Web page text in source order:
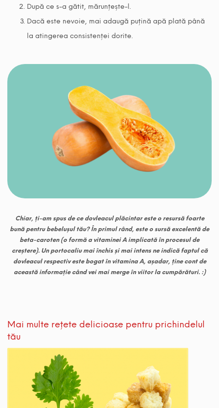
După ce s-a gătit, mărunțește-l.
Dacă este nevoie, mai adaugă puțină apă plată până
la atingerea consistenței dorite.
Chiar, ți-am spus de ce dovleacul plăcintar este o resursă foarte
bună pentru bebelușul tău? În primul rând, este o sursă excelentă de
beta-caroten (o formă a vitaminei A implicată în procesul de
creștere). Un portocaliu mai închis și mai intens ne indică faptul că
dovleacul respectiv este bogat în vitamina A, așadar, ține cont de
această informație cândvei mai merge în viitor la cumpărături. :)
Mai multe rețete delicioase pentru prichindelul
tău